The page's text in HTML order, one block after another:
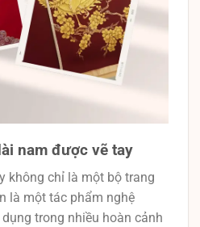
nam được vẽ tay
không chỉ là một bộ trang
là một tác phẩm nghệ
trong nhiều hoàn cảnh